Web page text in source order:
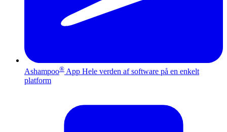
Ashampoo® App Hele verden af software på en enkelt
platform